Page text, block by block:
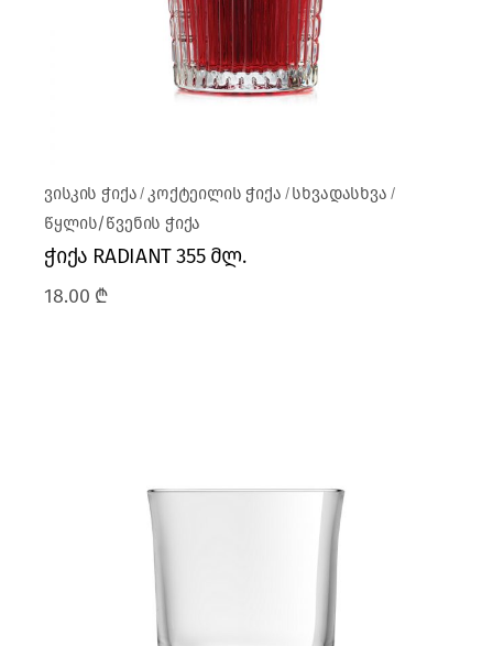
ვისკის ჭიქა კოქტეილის ჭიქა
სხვადასხვა
წყლის/წვენის ჭიქა
ჭიქა RADIANT 355 მლ.
18.00 ₾